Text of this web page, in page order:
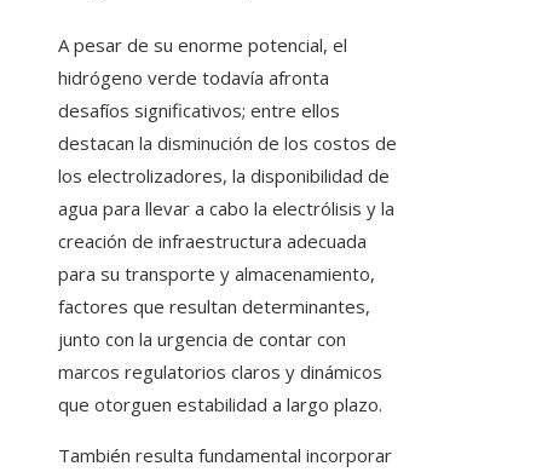
A pesar de su enorme potencial, el
hidrógeno verde todavía afronta
desafíos significativos; entre ellos
destacan la disminución de los costos de
los electrolizadores, la disponibilidad de
agua para llevar a cabo la electrólisis y la
creación de infraestructura adecuada
para su transporte y almacenamiento,
factores que resultan determinantes,
junto con la urgencia de contar con
marcos regulatorios claros y dinámicos
que otorguen estabilidad a largo plazo.
También resulta fundamental incorporar